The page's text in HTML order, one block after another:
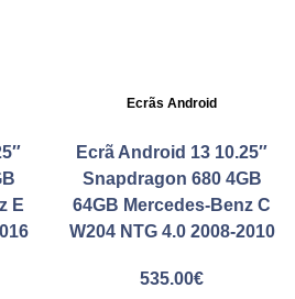
E
Ecrãs Android
Ecrã Android 13 10.25″
Snapdragon 680 4GB
64GB Mercedes-Benz C
W204 NTG 4.0 2008-2010
535.00€